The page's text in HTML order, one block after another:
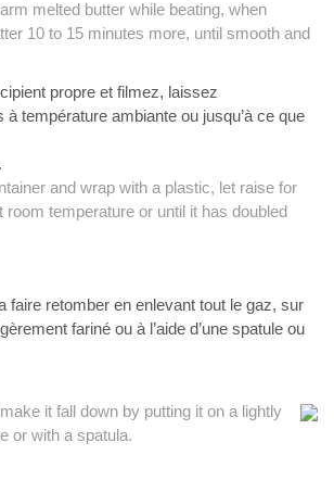
melted butter while beating, when
10 to 15 minutes more, until smooth and
propre et filmez, laissez
à température ambiante ou jusqu’à ce que
and wrap with a plastic, let raise for
room temperature or until it has doubled
faire retomber en enlevant tout le gaz, sur
fariné ou à l’aide d’une spatule ou
it fall down by putting it on a lightly
or with a spatula.